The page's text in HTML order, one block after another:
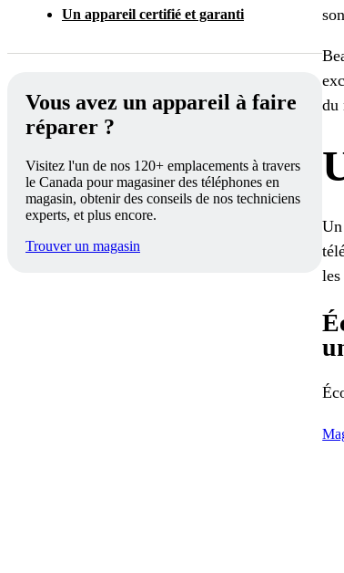
Un appareil certifié et garanti
Vous avez un appareil à faire
réparer ?
Visitez l'un de nos 120+ emplacements à travers
le Canada pour magasiner des téléphones en
magasin, obtenir des conseils de nos techniciens
experts, et plus encore.
Trouver un magasin
du